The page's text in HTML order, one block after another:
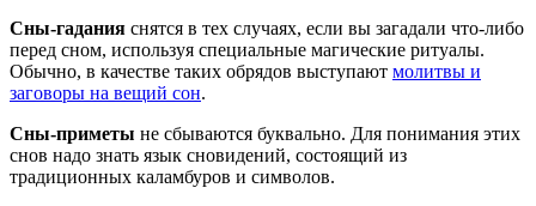
Сны-гадания снятся в тех случаях, если вы загадали что-либо
перед сном, используя специальные магические ритуалы.
Обычно, в качестве таких обрядов выступают молитвы и
заговоры на вещий сон.
Сны-приметы не сбываются буквально. Для понимания этих
снов надо знать язык сновидений, состоящий из
традиционных каламбуров и символов.